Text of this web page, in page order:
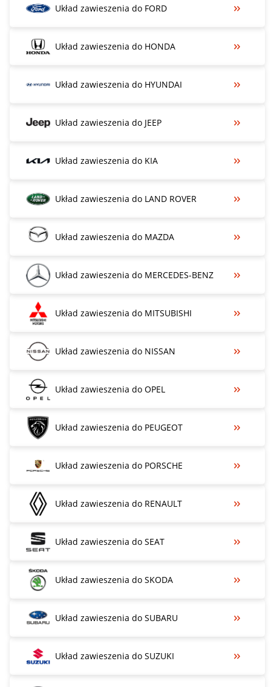
Układ zawieszenia do FORD
Układ zawieszenia do HONDA
Układ zawieszenia do HYUNDAI
Układ zawieszenia do JEEP
Układ zawieszenia do KIA
Układ zawieszenia do LAND ROVER
Układ zawieszenia do MAZDA
Układ zawieszenia do MERCEDES-BENZ
Układ zawieszenia do MITSUBISHI
Układ zawieszenia do NISSAN
Układ zawieszenia do OPEL
Układ zawieszenia do PEUGEOT
Układ zawieszenia do PORSCHE
Układ zawieszenia do RENAULT
Układ zawieszenia do SEAT
Układ zawieszenia do SKODA
Układ zawieszenia do SUBARU
Układ zawieszenia do SUZUKI